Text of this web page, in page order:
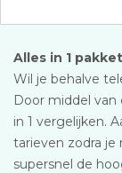
Alles in 1
Wil je behalve
Door middel van
in 1 vergelijken.
tarieven zodra
supersnel de